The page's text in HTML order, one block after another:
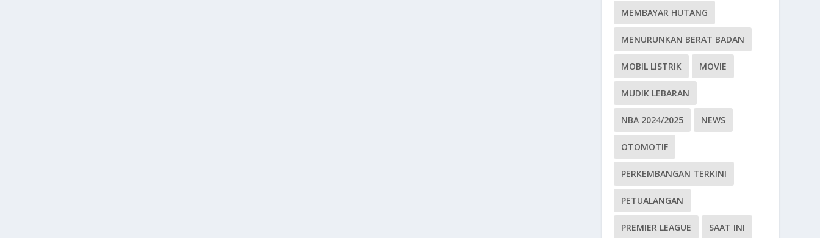
MEMBAYAR HUTANG
MENURUNKAN BERAT BADAN
MOBIL LISTRIK MOVIE
MUDIK LEBARAN
NBA 2024/2025 NEWS
OTOMOTIF
PERKEMBANGAN TERKINI
PETUALANGAN
PREMIER LEAGUE SAAT INI